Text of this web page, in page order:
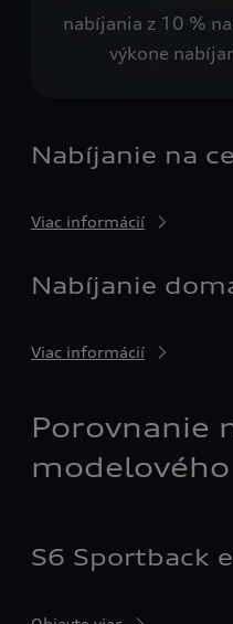
nabíjania z 10 %
výkone
Nabíjanie na
Viac informácií
Nabíjanie
Viac informácií
Porovnanie
S6 Sportback